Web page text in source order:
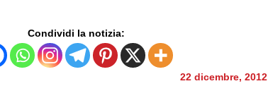
Condividi la notizia:
22 dicembre, 2012